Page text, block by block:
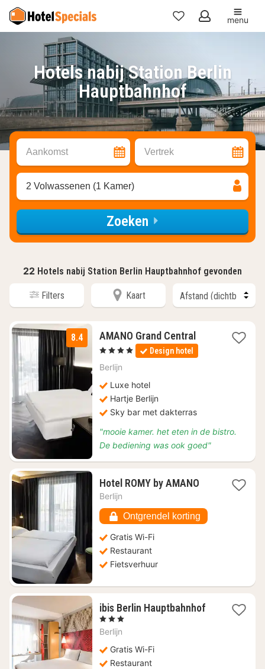
Mijn
menu
Hotels nabij Station Berlin
Hauptbahnhof
Aankomst Vertrek
2 Volwassenen (1 Kamer)
Zoeken
22 Hotels nabij Station Berlin Hauptbahnhof gevonden
Filters Kaart
8.4 AMANO Grand Central1
nacht
vanaf
, 4 Sterren Design hotel
Berlijn
Luxe hotel
Hartje Berlijn
Sky bar met dakterras
"mooie kamer. het eten in de bistro.
De bediening was ook goed"
Hotel ROMY by AMANO1
€
66,30
Berlijn
Ontgrendel korting
Gratis Wi-Fi
Restaurant
Fietsverhuur
ibis Berlin Hauptbahnhof1
, 3 Sterren
Berlijn
Gratis Wi-Fi
Restaurant